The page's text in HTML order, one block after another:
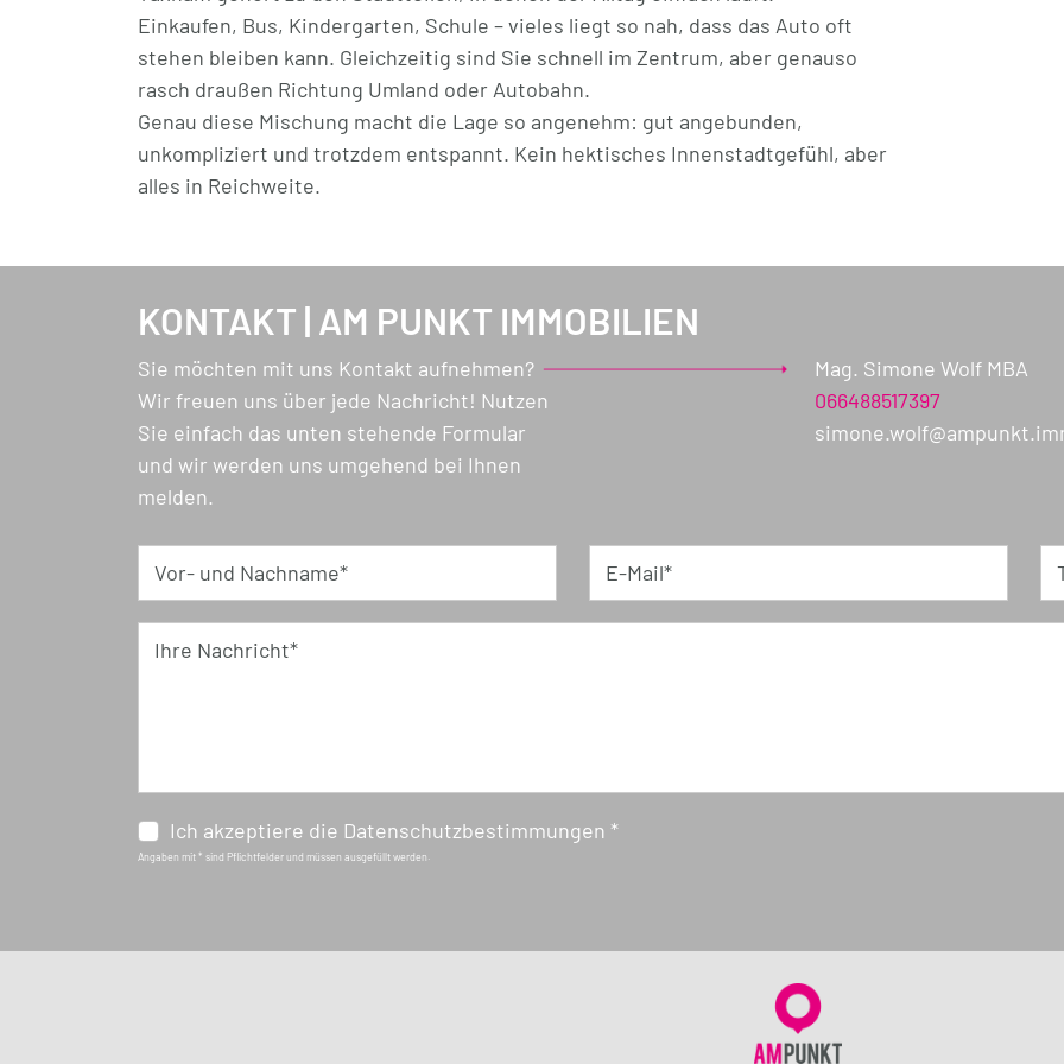
Dazu kommt, was oft fehlt: Stauraum im Keller – und ein zugeordneter Parkplatz.
Kein Suchen, kein Improvisieren.
Und draußen gibt es noch mehr: ein Gemeinschaftsgarten. Grünfläche, die man
nutzen kann – gerade in der Stadt ein klarer Vorteil.
Für alle, die eine Wohnung suchen, die nicht nur gut aussieht – sondern im
Alltag überzeugt.
Einkaufen, Bus, Kindergarten, Schule – vieles liegt so nah, dass das Auto oft
stehen bleiben kann. Gleichzeitig sind Sie schnell im Zentrum, aber genauso
rasch draußen Richtung Umland oder Autobahn.
Genau diese Mischung macht die Lage so angenehm: gut angebunden,
unkompliziert und trotzdem entspannt. Kein hektisches Innenstadtgefühl, aber
alles in Reichweite.
KONTAKT | AM PUNKT IMMOBILIEN
Sie möchten mit uns Kontakt aufnehmen?
Wir freuen uns über jede Nachricht! Nutzen
Sie einfach das unten stehende Formular
und wir werden uns umgehend bei Ihnen
melden.
Mag. Simone Wolf MBA
066488517397
Vor- und Nachname* E-Mail*
Ihre Nachricht*
Ich akzeptiere die Datenschutzbestimmungen *
Angaben mit * sind Pflichtfelder und müssen ausgefüllt werden.